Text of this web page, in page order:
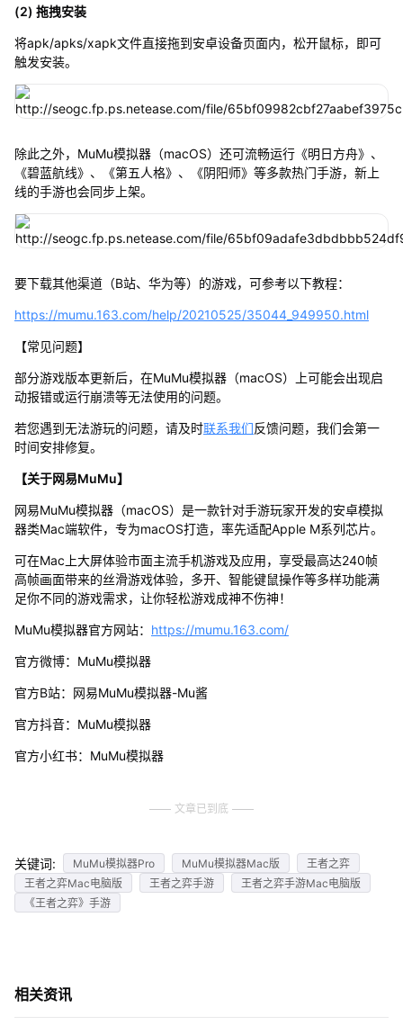
(2) 拖拽安装
将apk/apks/xapk文件直接拖到安卓设备页面内，松开鼠标，即可
触发安装。
除此之外，MuMu模拟器（macOS）还可流畅运行《明日方舟》、
《碧蓝航线》、《第五人格》、《阴阳师》等多款热门手游，新上
线的手游也会同步上架。
要下载其他渠道（B站、华为等）的游戏，可参考以下教程：
https://mumu.163.com/help/20210525/35044_949950.html
【常见问题】
部分游戏版本更新后，在MuMu模拟器（macOS）上可能会出现启
动报错或运行崩溃等无法使用的问题。
若您遇到无法游玩的问题，请及时联系我们反馈问题，我们会第一
时间安排修复。
【关于网易MuMu】
网易MuMu模拟器（macOS）是一款针对手游玩家开发的安卓模拟
器类Mac端软件，专为macOS打造，率先适配Apple M系列芯片。
可在Mac上大屏体验市面主流手机游戏及应用，享受最高达240帧
高帧画面带来的丝滑游戏体验，多开、智能键鼠操作等多样功能满
足你不同的游戏需求，让你轻松游戏成神不伤神！
MuMu模拟器官方网站： https://mumu.163.com/
官方微博：MuMu模拟器
官方B站：网易MuMu模拟器-Mu酱
官方抖音：MuMu模拟器
官方小红书：MuMu模拟器
文章已到底
关键词: MuMu模拟器Pro MuMu模拟器Mac版
王者之弈
王者之弈Mac电脑版
王者之弈手游
王者之弈手游Mac电脑版
《王者之弈》手游
相关资讯